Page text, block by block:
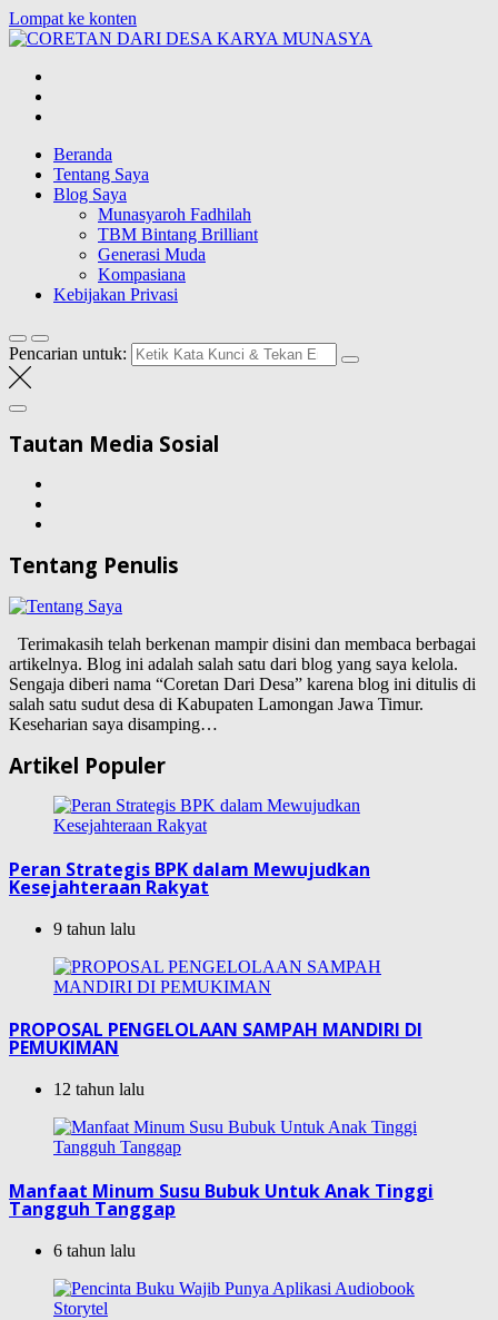
Lompat ke konten
Blog Wong Ndeso yang ingin berbagi berbagai hal di sekitarnya
Beranda
Tentang Saya
Blog Saya
Munasyaroh Fadhilah
TBM Bintang Brilliant
Generasi Muda
Kompasiana
Kebijakan Privasi
Pencarian untuk:
Tautan Media Sosial
Tentang Penulis
Terimakasih telah berkenan mampir disini dan membaca berbagai
artikelnya. Blog ini adalah salah satu dari blog yang saya kelola.
Sengaja diberi nama “Coretan Dari Desa” karena blog ini ditulis di
salah satu sudut desa di Kabupaten Lamongan Jawa Timur.
Keseharian saya disamping…
Artikel Populer
Peran Strategis BPK dalam Mewujudkan
Kesejahteraan Rakyat
9 tahun lalu
PROPOSAL PENGELOLAAN SAMPAH MANDIRI DI
PEMUKIMAN
12 tahun lalu
Manfaat Minum Susu Bubuk Untuk Anak Tinggi
Tangguh Tanggap
6 tahun lalu